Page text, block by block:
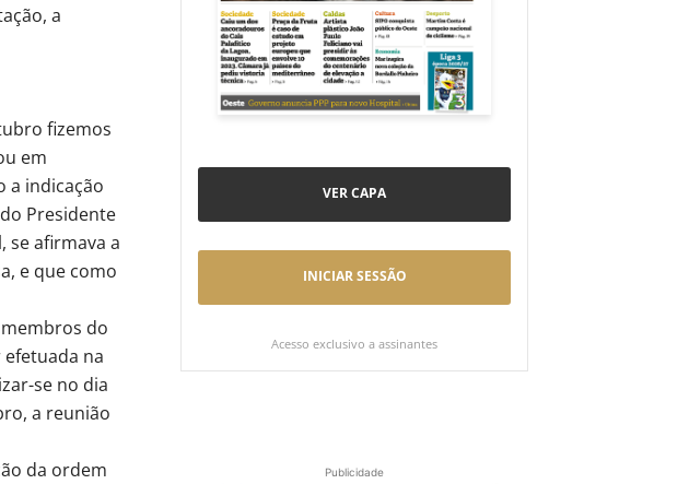
a
fizemos
em
a indicação
Presidente
se afirmava a
e que como
do
na
se no dia
a reunião
da ordem
VER CAPA
INICIAR SESSÃO
Acesso exclusivo a assinantes
Publicidade